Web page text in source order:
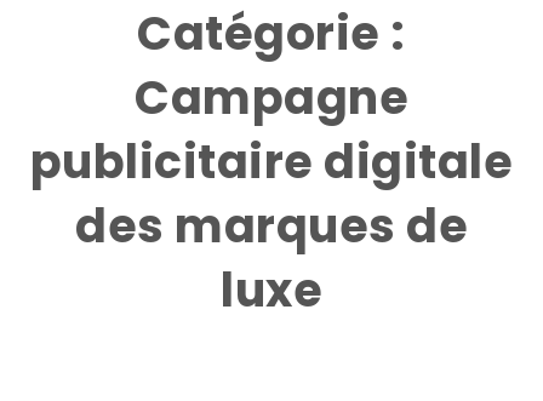
Catégorie :
Campagne
publicitaire digitale
des marques de
luxe